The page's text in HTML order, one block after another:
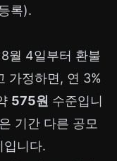
록).
월 4일부터 환불
가정하면, 연 3%
575원 수준입니
기간 다른 공모
입니다.